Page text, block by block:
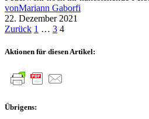
vonMariann Gaborfi
22. Dezember 2021
Seitennummerierung
der
Zurück 1 … 3 4
Aktionen für diesen Artikel:
Übrigens: